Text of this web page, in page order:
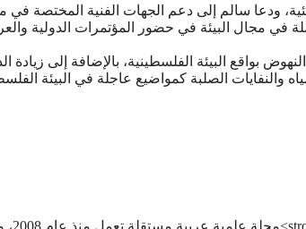
ﻭﺩﻋﺎ ﺳﺎﻟﻢ ﺇﻟﻰ ﺩﻋﻢ ﺍﻟﺠﻬﺎﺕ ﺍﻟﻔﻨﻴﺔ ﺍﻟﻤﺨﺘﺼﺔ ﻓﻲ
ﻓﻲ ﻣﺠﺎﻝ ﺍﻟﺒﻴﺌﺔ ﻓﻲ ﺣﻀﻮﺭ ﺍﻟﻤﺆﺗﻤﺮﺍﺕ ﺍﻟﺪﻭﻟﻴﺔ
ﺑﻮﺍﻗﻊ ﺍﻟﺒﻴﺌﺔ ﺍﻟﻔﻠﺴﻄﻴﻨﻴﺔ، ﺑﺎﻹﺿﺎﻓﺔ ﺇﻟﻰ ﺯﻳﺎﺩﺓ
ﻭﺍﻟﻨﻔﺎﻳﺎﺕ ﺍﻟﺼﻠﺒﺔ ﻛﻤﻮﺍﺿﻴﻊ ﻋﺎﺟﻠﺔ ﻓﻲ ﺍﻟﺒﻴﺌﺔ